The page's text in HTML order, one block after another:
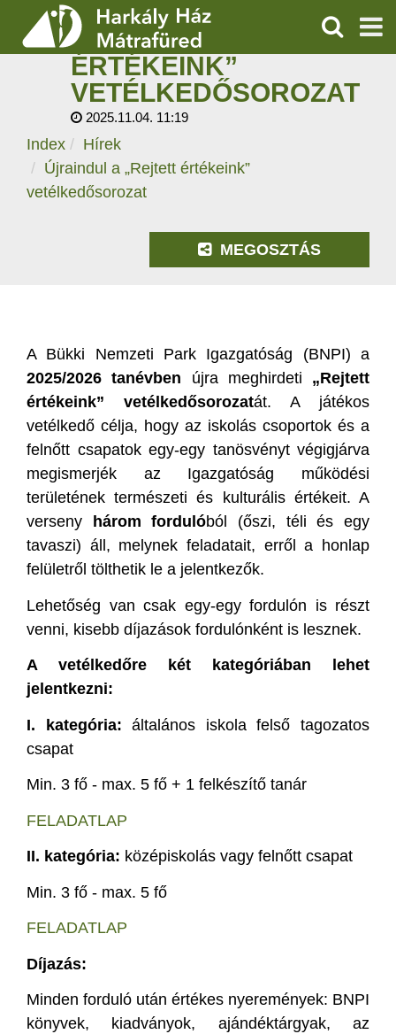
SZOLGÁLTATÁSOK
PROGRAMOK
HÍREK
KERESÉS
ÚJRAINDUL A
„REJTETT
ÉRTÉKEINK”
VETÉLKEDŐSOROZAT
2025.11.04. 11:19
Index
Hírek
Újraindul a „Rejtett értékeink”
vetélkedősorozat
MEGOSZTÁS
A Bükki Nemzeti Park Igazgatóság (BNPI) a
2025/2026 tanévben újra meghirdeti „Rejtett
értékeink” vetélkedősorozatát. A játékos
vetélkedő célja, hogy az iskolás csoportok és a
felnőtt csapatok egy-egy tanösvényt végigjárva
megismerjék az Igazgatóság működési
területének természeti és kulturális értékeit. A
verseny
három fordulóból (őszi, téli és egy
tavaszi) áll, melynek feladatait, erről a honlap
felületről tölthetik le a jelentkezők.
Lehetőség van csak egy-egy fordulón is részt
venni, kisebb díjazások fordulónként is lesznek.
A vetélkedőre két kategóriában lehet
jelentkezni:
I. kategória: általános iskola felső tagozatos
csapat
Min. 3 fő - max. 5 fő + 1 felkészítő tanár
FELADATLAP
II. kategória: középiskolás vagy felnőtt csapat
Min. 3 fő - max. 5 fő
FELADATLAP
Díjazás:
Minden forduló után értékes nyeremények: BNPI
könyvek, kiadványok, ajándéktárgyak, az